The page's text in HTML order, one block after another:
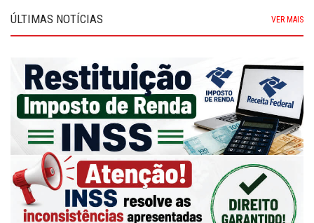
ÚLTIMAS NOTÍCIAS VER MAIS